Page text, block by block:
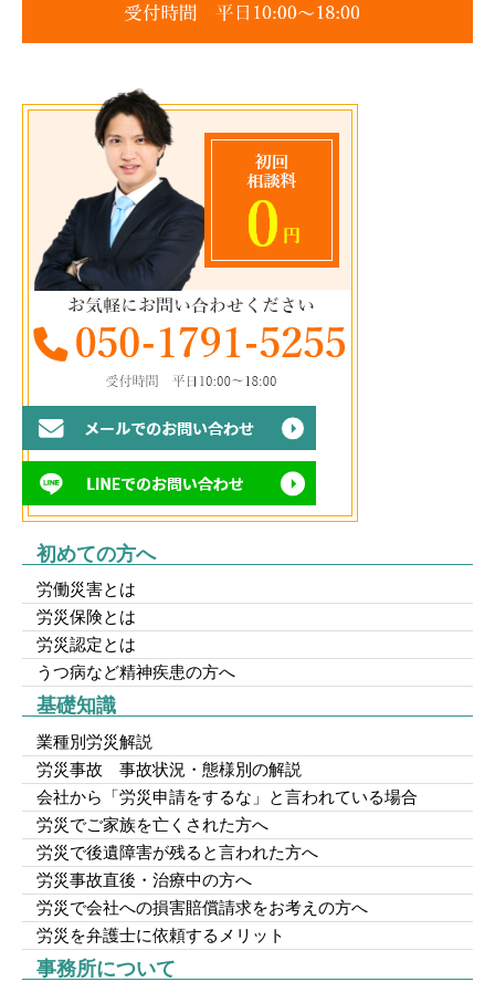
初めての方へ
労働災害とは
労災保険とは
労災認定とは
うつ病など精神疾患の方へ
基礎知識
業種別労災解説
労災事故 事故状況・態様別の解説
会社から「労災申請をするな」と言われている場合
労災でご家族を亡くされた方へ
労災で後遺障害が残ると言われた方へ
労災事故直後・治療中の方へ
労災で会社への損害賠償請求をお考えの方へ
労災を弁護士に依頼するメリット
事務所について